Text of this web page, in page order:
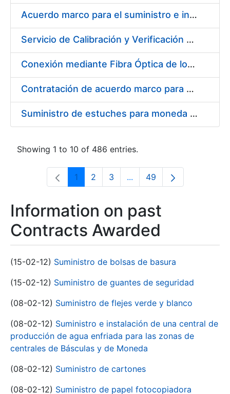
Acuerdo marco para el suministro e instalación de persianas, estores y otros complementos
Servicio de Calibración y Verificación Externa de los Equipos de Medición del Servicio de Prevención de la FNMT-RCM
Conexión mediante Fibra Óptica de los Centros de Proceso de Datos (CPDs) de las sedes de la FNMT-RCM de Burgos y Madrid
Contratación de acuerdo marco para el Suministro de Material de Electricidad para la Fábrica Nacional de Moneda y Timbre-Real Casa de la Moneda en su centro de trabajo de Burgos
Suministro de estuches para moneda de 30 €
Showing 1 to 10 of 486 entries.
Page
1 Page
2 Page
3 ...Intermediate Pages Use
Page
49
Information on past
Contracts Awarded
(15-02-12) Suministro de bolsas de basura
(15-02-12) Suministro de guantes de seguridad
(08-02-12) Suministro de flejes verde y blanco
(08-02-12) Suministro e instalación de una central de
producción de agua enfriada para las zonas de
centrales de Básculas y de Moneda
(08-02-12) Suministro de cartones
(08-02-12) Suministro de papel fotocopiadora